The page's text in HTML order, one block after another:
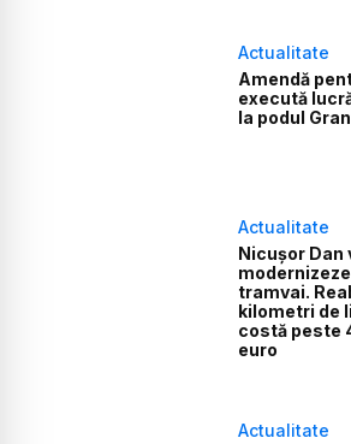
Actualitate
Amendă
execută
la podul
Actualitate
Nicușor Dan
tramvai.
kilometri de
costă peste
euro
Actualitate